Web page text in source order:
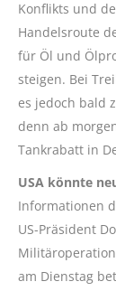
Konflikts und
Handelsroute
für Öl und
steigen. Bei
es jedoch bald
denn ab
Tankrabatt in
USA könnte
Informationen
US-Präsident
am Dienstag